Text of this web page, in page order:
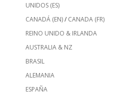
UNIDOS (ES)
CANADÁ (EN)/ CANADA (FR)
REINO UNIDO & IRLANDA
AUSTRALIA & NZ
BRASIL
ALEMANIA
ESPAÑA